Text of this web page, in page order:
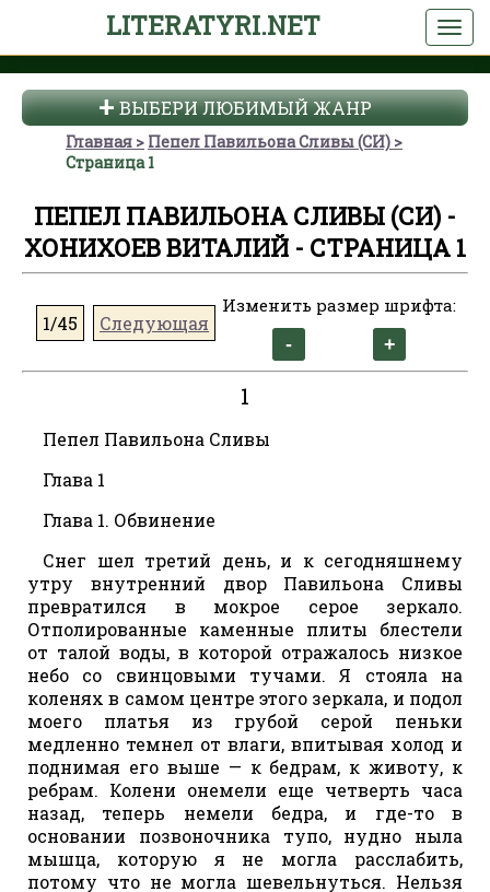
LITERATYRI.NET
ВЫБЕРИ ЛЮБИМЫЙ ЖАНР
Главная
Пепел Павильона Сливы (СИ)
Страница 1
ПЕПЕЛ ПАВИЛЬОНА СЛИВЫ (СИ) -
ХОНИХОЕВ ВИТАЛИЙ - СТРАНИЦА 1
1/45 Следующая
Изменить размер шрифта:
1
Пепел Павильона Сливы
Глава 1
Глава 1. Обвинение
Снег шел третий день, и к сегодняшнему
утру внутренний двор Павильона Сливы
превратился в мокрое серое зеркало.
Отполированные каменные плиты блестели
от талой воды, в которой отражалось низкое
небо со свинцовыми тучами. Я стояла на
коленях в самом центре этого зеркала, и подол
моего платья из грубой серой пеньки
медленно темнел от влаги, впитывая холод и
поднимая его выше — к бедрам, к животу, к
ребрам. Колени онемели еще четверть часа
назад, теперь немели бедра, и где-то в
основании позвоночника тупо, нудно ныла
мышца, которую я не могла расслабить,
потому что не могла шевельнуться. Нельзя